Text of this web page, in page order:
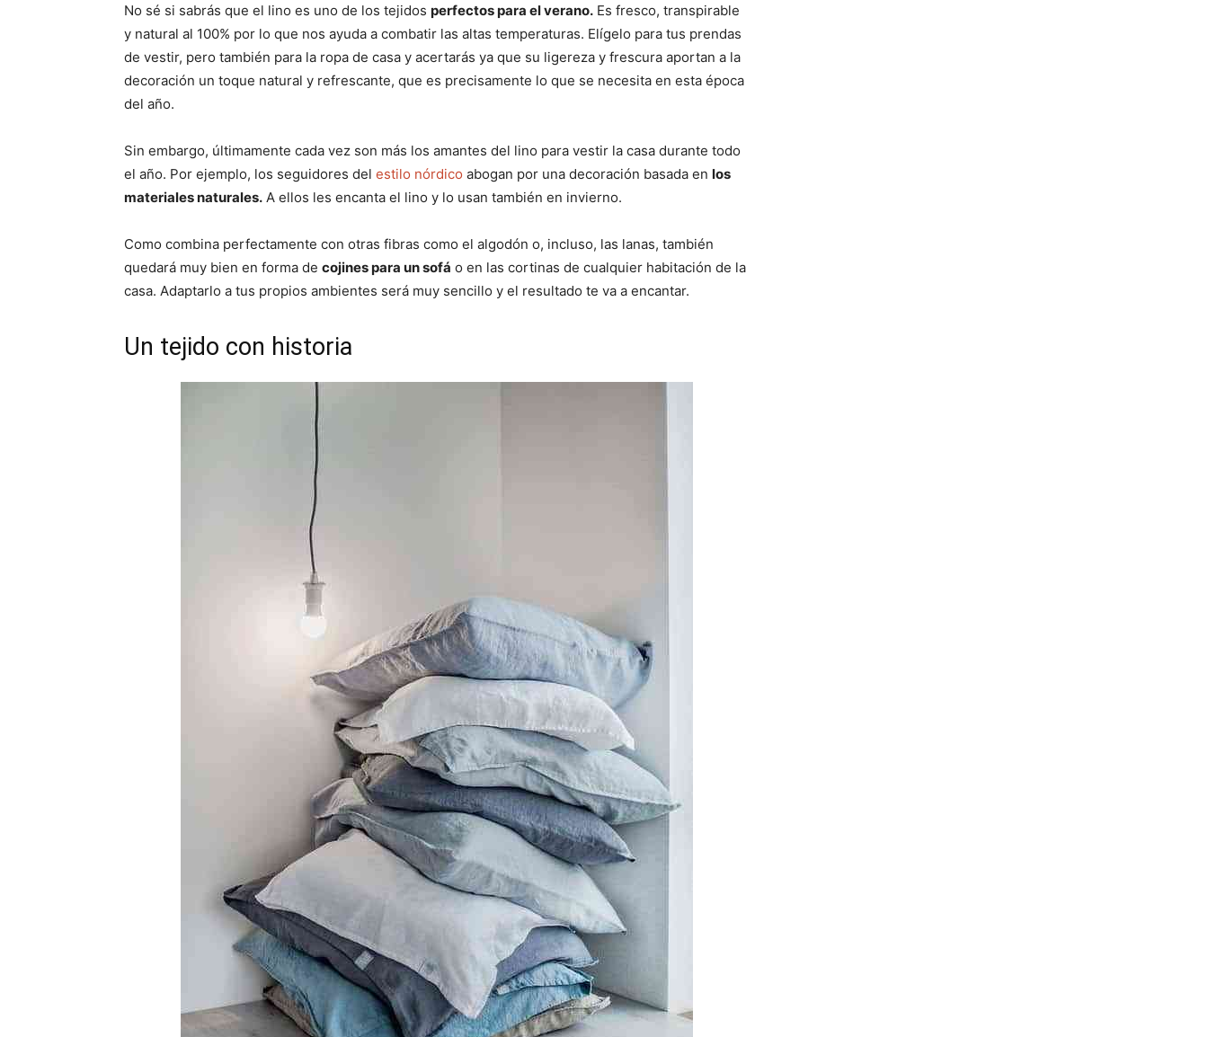
No sé si sabrás que el lino es uno de los tejidos perfectos para el verano. Es fresco, transpirable
y natural al 100% por lo que nos ayuda a combatir las altas temperaturas. Elígelo para tus prendas
de vestir, pero también para la ropa de casa y acertarás ya que su ligereza y frescura aportan a la
decoración un toque natural y refrescante, que es precisamente lo que se necesita en esta época
del año.
Sin embargo, últimamente cada vez son más los amantes del lino para vestir la casa durante todo
el año. Por ejemplo, los seguidores del estilo nórdico abogan por una decoración basada en los
materiales naturales. A ellos les encanta el lino y lo usan también en invierno.
Como combina perfectamente con otras fibras como el algodón o, incluso, las lanas, también
quedará muy bien en forma de cojines para un sofá o en las cortinas de cualquier habitación de la
casa. Adaptarlo a tus propios ambientes será muy sencillo y el resultado te va a encantar.
Un tejido con historia